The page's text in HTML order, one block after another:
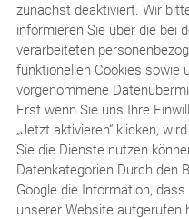
zunächst deaktiviert. Wir
informieren Sie über die bei
verarbeiteten
funktionellen Cookies sowie
vorgenommene
Erst wenn Sie uns Ihre
„Jetzt aktivieren“ klicken,
Sie die Dienste nutzen
Datenkategorien Durch den
Google die Information,
unserer Website aufgerufen